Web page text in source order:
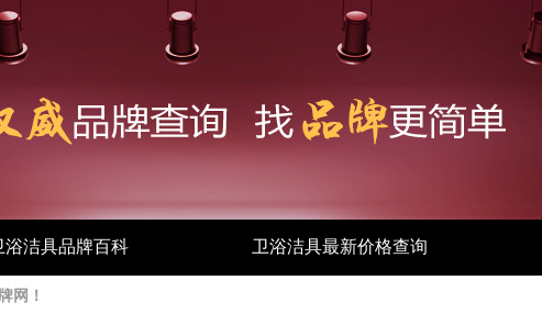
浴洁具品牌百科 卫浴洁具最新价格查询
网！